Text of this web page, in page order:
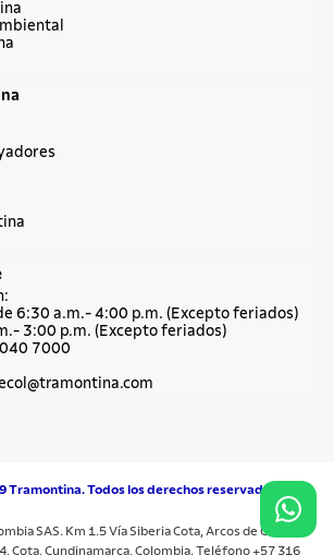
6:30 a.m.- 4:00 p.m. (Excepto feriados)
3:00 p.m. (Excepto feriados)
7000
Tramontina. Todos los derechos reservados.
SAS. Km 1.5 Vía Siberia Cota, Arcos de Cota,
Cota, Cundinamarca, Colombia. Teléfono +57 316